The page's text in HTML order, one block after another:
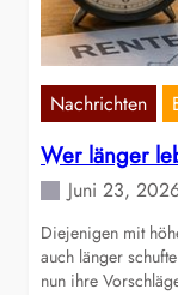
Nachrichten
Wer länger
Juni 23,
Diejenigen mit
auch länger
nun ihre